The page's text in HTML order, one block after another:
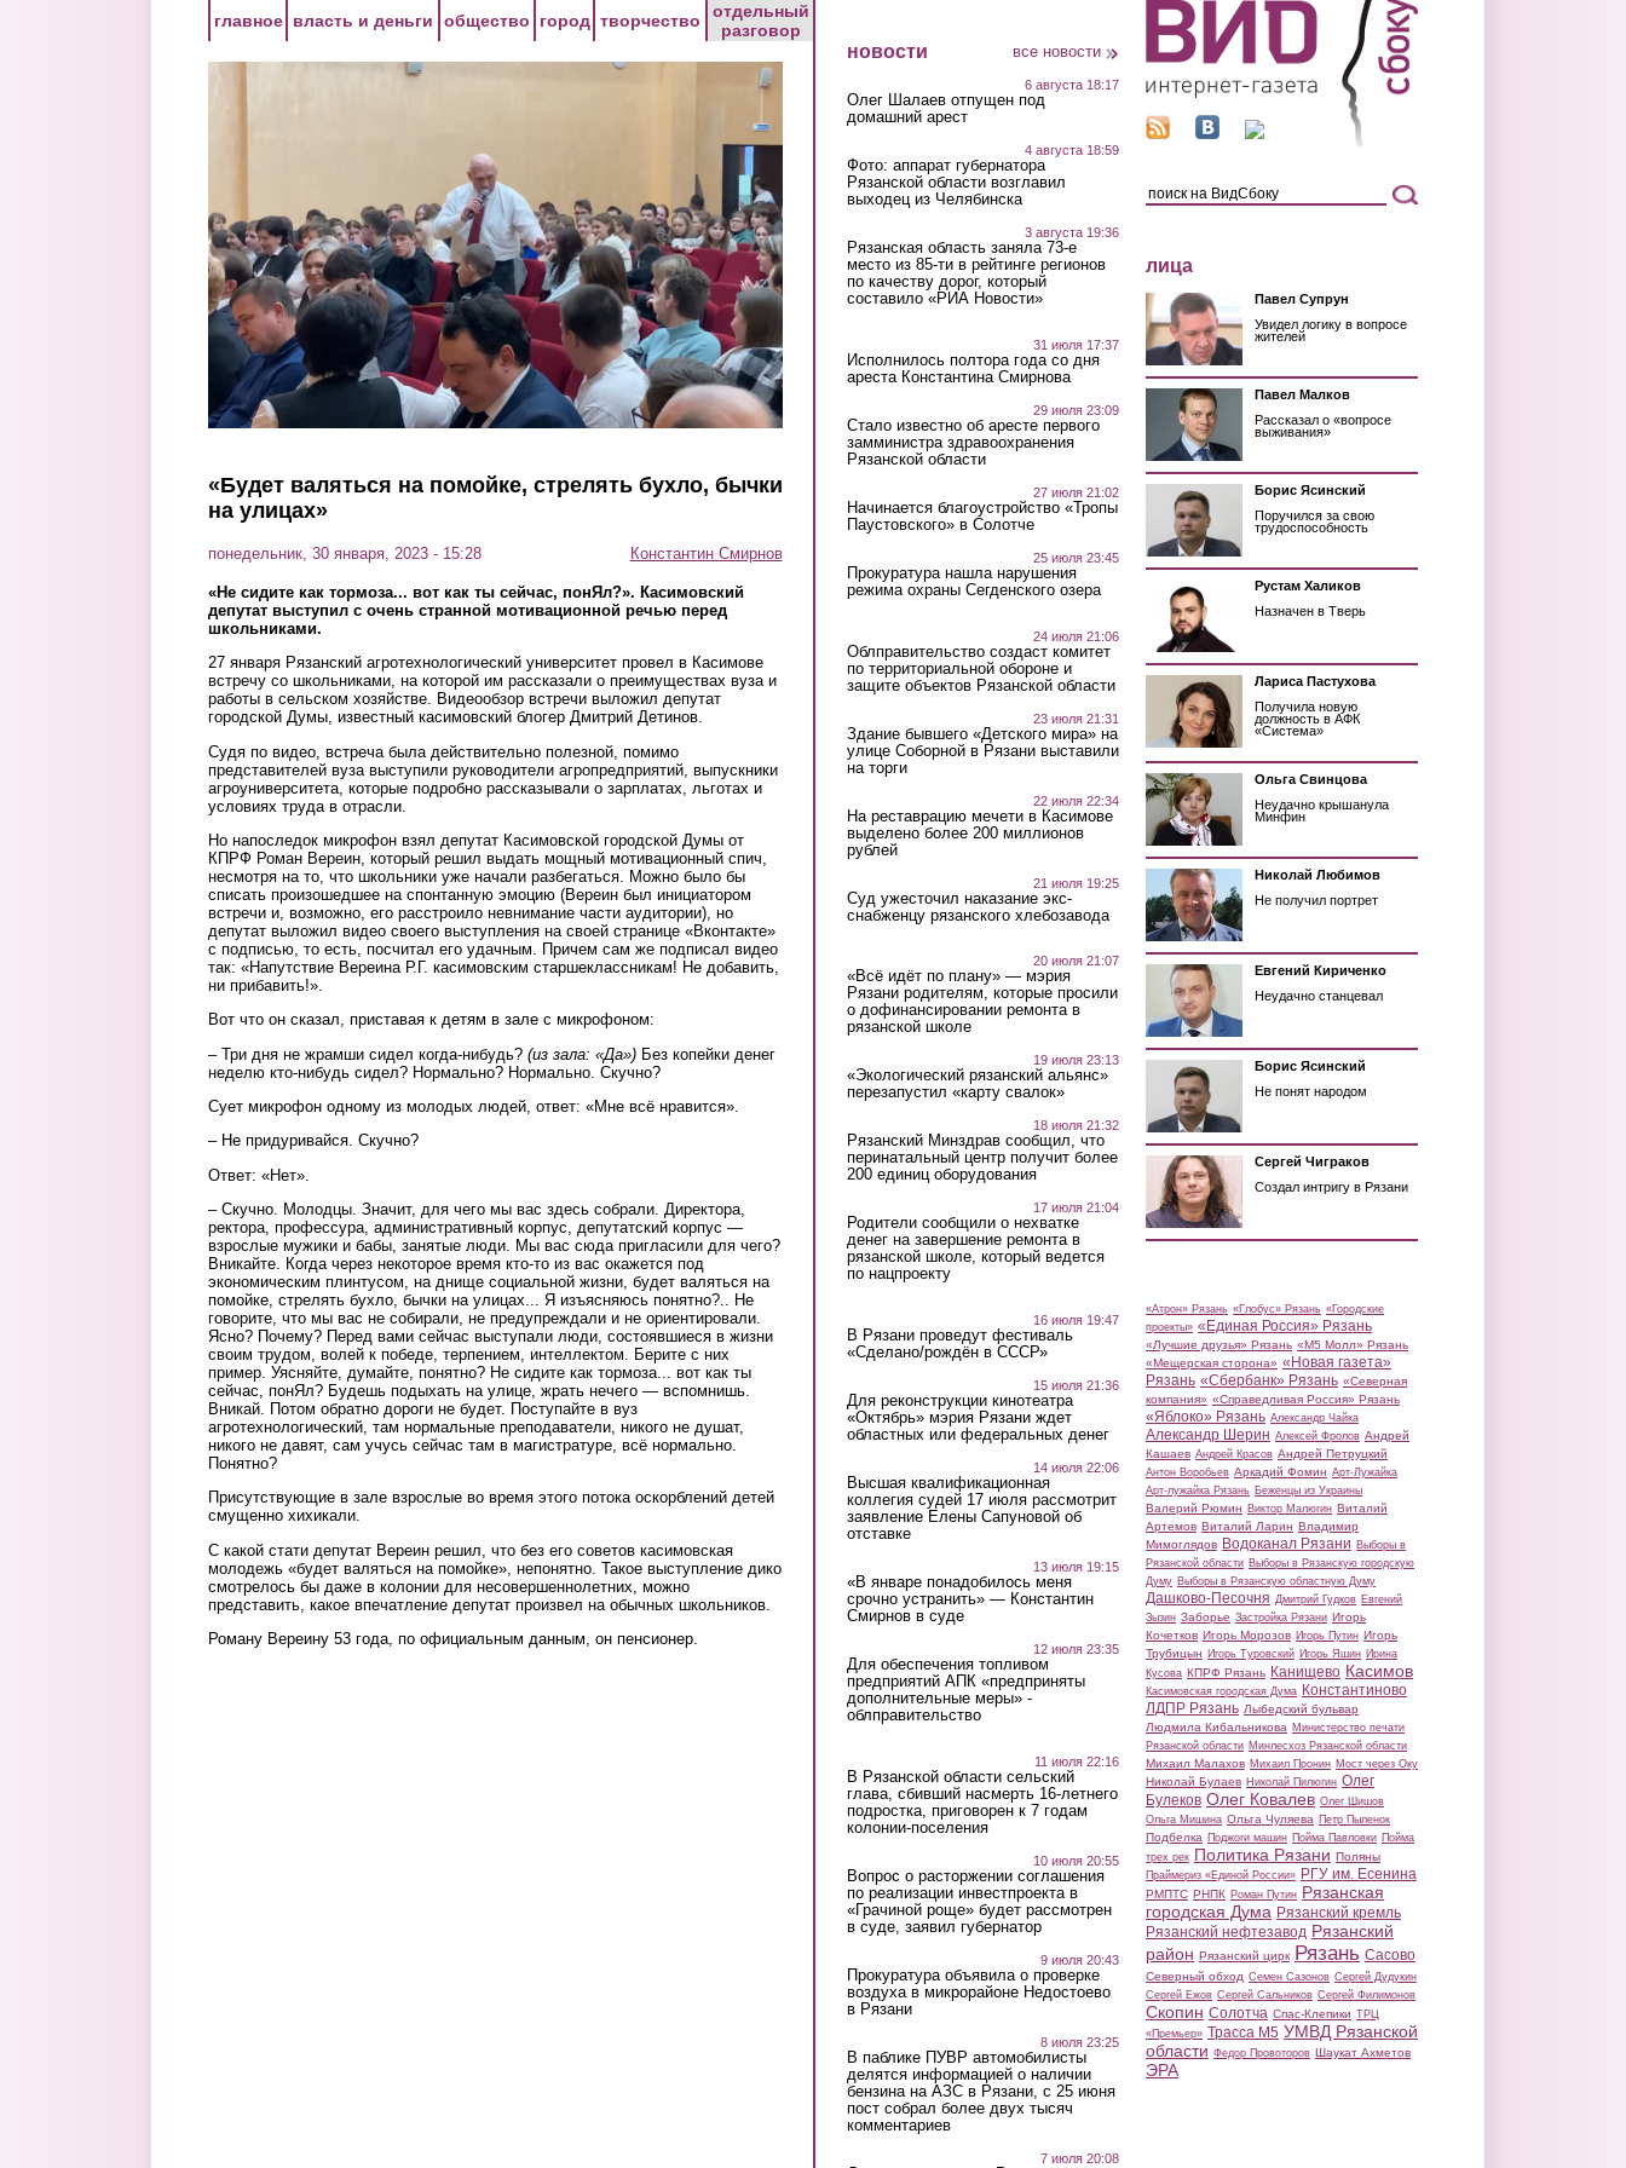
главное власть и деньги общество город творчество
отдельный
разговор
«Будет валяться на помойке, стрелять бухло, бычки
на улицах»
понедельник, 30 января, 2023 - 15:28 Константин Смирнов
«Не сидите как тормоза... вот как ты сейчас, понЯл?». Касимовский
депутат выступил с очень странной мотивационной речью перед
школьниками.
27 января Рязанский агротехнологический университет провел в Касимове
встречу со школьниками, на которой им рассказали о преимуществах вуза и
работы в сельском хозяйстве. Видеообзор встречи выложил депутат
городской Думы, известный касимовский блогер Дмитрий Детинов.
Судя по видео, встреча была действительно полезной, помимо
представителей вуза выступили руководители агропредприятий, выпускники
агроуниверситета, которые подробно рассказывали о зарплатах, льготах и
условиях труда в отрасли.
Но напоследок микрофон взял депутат Касимовской городской Думы от
КПРФ Роман Вереин, который решил выдать мощный мотивационный спич,
несмотря на то, что школьники уже начали разбегаться. Можно было бы
списать произошедшее на спонтанную эмоцию (Вереин был инициатором
встречи и, возможно, его расстроило невнимание части аудитории), но
депутат выложил видео своего выступления на своей странице «Вконтакте»
с подписью, то есть, посчитал его удачным. Причем сам же подписал видео
так: «Напутствие Вереина Р.Г. касимовским старшеклассникам! Не добавить,
ни прибавить!».
Вот что он сказал, приставая к детям в зале с микрофоном:
– Три дня не жрамши сидел когда-нибудь? (из зала: «Да») Без копейки денег
неделю кто-нибудь сидел? Нормально? Нормально. Скучно?
Сует микрофон одному из молодых людей, ответ: «Мне всё нравится».
– Не придуривайся. Скучно?
Ответ: «Нет».
– Скучно. Молодцы. Значит, для чего мы вас здесь собрали. Директора,
ректора, профессура, административный корпус, депутатский корпус —
взрослые мужики и бабы, занятые люди. Мы вас сюда пригласили для чего?
Вникайте. Когда через некоторое время кто-то из вас окажется под
экономическим плинтусом, на днище социальной жизни, будет валяться на
помойке, стрелять бухло, бычки на улицах... Я изъясняюсь понятно?.. Не
говорите, что мы вас не собирали, не предупреждали и не ориентировали.
Ясно? Почему? Перед вами сейчас выступали люди, состоявшиеся в жизни
своим трудом, волей к победе, терпением, интеллектом. Берите с них
пример. Уясняйте, думайте, понятно? Не сидите как тормоза... вот как ты
сейчас, понЯл? Будешь подыхать на улице, жрать нечего — вспомнишь.
Вникай. Потом обратно дороги не будет. Поступайте в вуз
агротехнологический, там нормальные преподаватели, никого не душат,
никого не давят, сам учусь сейчас там в магистратуре, всё нормально.
Понятно?
Присутствующие в зале взрослые во время этого потока оскорблений детей
смущенно хихикали.
С какой стати депутат Вереин решил, что без его советов касимовская
молодежь «будет валяться на помойке», непонятно. Такое выступление дико
смотрелось бы даже в колонии для несовершеннолетних, можно
представить, какое впечатление депутат произвел на обычных школьников.
Роману Вереину 53 года, по официальным данным, он пенсионер.
новости все новости
6 августа 18:17
Олег Шалаев отпущен под
домашний арест
4 августа 18:59
Фото: аппарат губернатора
Рязанской области возглавил
выходец из Челябинска
3 августа 19:36
Рязанская область заняла 73-е
место из 85-ти в рейтинге регионов
по качеству дорог, который
составило «РИА Новости»
31 июля 17:37
Исполнилось полтора года со дня
ареста Константина Смирнова
29 июля 23:09
Стало известно об аресте первого
замминистра здравоохранения
Рязанской области
27 июля 21:02
Начинается благоустройство «Тропы
Паустовского» в Солотче
25 июля 23:45
Прокуратура нашла нарушения
режима охраны Сегденского озера
24 июля 21:06
Облправительство создаст комитет
по территориальной обороне и
защите объектов Рязанской области
23 июля 21:31
Здание бывшего «Детского мира» на
улице Соборной в Рязани выставили
на торги
22 июля 22:34
На реставрацию мечети в Касимове
выделено более 200 миллионов
рублей
21 июля 19:25
Суд ужесточил наказание экс-
снабженцу рязанского хлебозавода
20 июля 21:07
«Всё идёт по плану» — мэрия
Рязани родителям, которые просили
о дофинансировании ремонта в
рязанской школе
19 июля 23:13
«Экологический рязанский альянс»
перезапустил «карту свалок»
18 июля 21:32
Рязанский Минздрав сообщил, что
перинатальный центр получит более
200 единиц оборудования
17 июля 21:04
Родители сообщили о нехватке
денег на завершение ремонта в
рязанской школе, который ведется
по нацпроекту
16 июля 19:47
В Рязани проведут фестиваль
«Сделано/рождён в СССР»
15 июля 21:36
Для реконструкции кинотеатра
«Октябрь» мэрия Рязани ждет
областных или федеральных денег
14 июля 22:06
Высшая квалификационная
коллегия судей 17 июля рассмотрит
заявление Елены Сапуновой об
отставке
13 июля 19:15
«В январе понадобилось меня
срочно устранить» — Константин
Смирнов в суде
12 июля 23:35
Для обеспечения топливом
предприятий АПК «предприняты
дополнительные меры» -
облправительство
11 июля 22:16
В Рязанской области сельский
глава, сбивший насмерть 16-летнего
подростка, приговорен к 7 годам
колонии-поселения
10 июля 20:55
Вопрос о расторжении соглашения
по реализации инвестпроекта в
«Грачиной роще» будет рассмотрен
в суде, заявил губернатор
9 июля 20:43
Прокуратура объявила о проверке
воздуха в микрорайоне Недостоево
в Рязани
8 июля 23:25
В паблике ПУВР автомобилисты
делятся информацией о наличии
бензина на АЗС в Рязани, с 25 июня
пост собрал более двух тысяч
комментариев
7 июля 20:08
лица
Павел Супрун
Увидел логику в вопросе
жителей
Павел Малков
Рассказал о «вопросе
выживания»
Борис Ясинский
Поручился за свою
трудоспособность
Рустам Халиков
Назначен в Тверь
Лариса Пастухова
Получила новую
должность в АФК
«Система»
Ольга Свинцова
Неудачно крышанула
Минфин
Николай Любимов
Не получил портрет
Евгений Кириченко
Неудачно станцевал
Борис Ясинский
Не понят народом
Сергей Чиграков
Создал интригу в Рязани
«Атрон» Рязань «Глобус» Рязань «Городские
проекты» «Единая Россия» Рязань
«Лучшие друзья» Рязань «М5 Молл» Рязань
«Мещерская сторона» «Новая газета»
Рязань «Сбербанк» Рязань «Северная
компания» «Справедливая Россия» Рязань
«Яблоко» Рязань Александр Чайка
Александр Шерин Алексей Фролов Андрей
Кашаев Андрей Красов Андрей Петруцкий
Антон Воробьев Аркадий Фомин Арт-Лужайка
Арт-лужайка Рязань Беженцы из Украины
Валерий Рюмин Виктор Малюгин Виталий
Артемов Виталий Ларин Владимир
Мимоглядов Водоканал Рязани Выборы в
Рязанской области Выборы в Рязанскую городскую
Думу Выборы в Рязанскую областную Думу
Дашково-Песочня Дмитрий Гудков Евгений
Зызин Заборье Застройка Рязани Игорь
Кочетков Игорь Морозов Игорь Путин Игорь
Трубицын Игорь Туровский Игорь Яшин Ирина
Кусова КПРФ Рязань Канищево Касимов
Касимовская городская Дума Константиново
ЛДПР Рязань Лыбедский бульвар
Людмила Кибальникова Министерство печати
Рязанской области Минлесхоз Рязанской области
Михаил Малахов Михаил Пронин Мост через Оку
Николай Булаев Николай Пилюгин Олег
Булеков Олег Ковалев Олег Шишов
Ольга Мишина Ольга Чуляева Петр Пыленок
Подбелка Поджоги машин Пойма Павловки Пойма
трех рек Политика Рязани Поляны
Праймериз «Единой России» РГУ им. Есенина
РМПТС РНПК Роман Путин Рязанская
городская Дума Рязанский кремль
Рязанский нефтезавод Рязанский
район Рязанский цирк Рязань Сасово
Северный обход Семен Сазонов Сергей Дудукин
Сергей Ежов Сергей Сальников Сергей Филимонов
Скопин Солотча Спас-Клепики ТРЦ
«Премьер» Трасса М5 УМВД Рязанской
области Федор Провоторов Шаукат Ахметов
ЭРА